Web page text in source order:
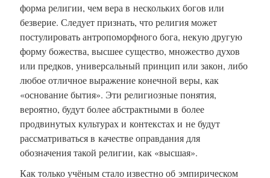
форма религии, чем вера в нескольких богов или
безверие. Следует признать, что религия может
постулировать антропоморфного бога, некую другую
форму божества, высшее существо, множество духов
или предков, универсальный принцип или закон, либо
любое отличное выражение конечной веры, как
«основание бытия». Эти религиозные понятия,
вероятно, будут более абстрактными в более
продвинутых культурах и контекстах и не будут
рассматриваться в качестве оправдания для
обозначения такой религии, как «высшая».
Как только учёным стало известно об эмпирическом